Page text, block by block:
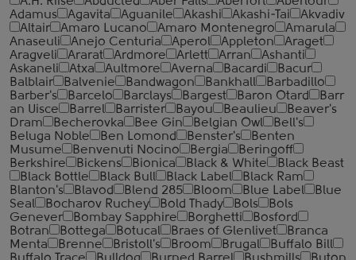
Adamus
Agavita Aguanile Akashi Akashi-Tai
Akvadiv
Altair
Amaro Lucano Amaro Montenegro
Amarula
Anaseuli
Anejo Centuria Aperol Appleton
Araget
Aragveli
Ararat Ardmore Arlett Arran
Ashanti
Askaneli
Atxa Aultmore Averna Bacardi
Bacur
Balblair
Balvenie Bandwagon Bankhall
Barbadillo
Barber's
Barcelo Barclays Bargest Baron Otard
Barr
an Uisce
Barrel Barrister Bayou Beaulieu
Beaver's
Dram
Becherovka Bee Gin Belgian Owl
Bell's
Beluga Noble
Ben Lomond Benster's
Benten
Musume
Benvenuti Nocino Bergia
Beringoff
Berkshire
Bickens Bionica Black & White
Black Beast
Black Bottle
Black Bull Black Label
Black Ram
Blanton's
Blavod Blend 285 Bloom Blue Label
Blue
Seal
Bocharov Ruchey Bold Thady Bols
Bols
Genever
Bombay Sapphire Borghetti
Bosford
Botran
Bottega Botucal Braes of Glenlivet
Branca
Menta
Brenne Bristoll's Broom Brugal
Buffalo Bill